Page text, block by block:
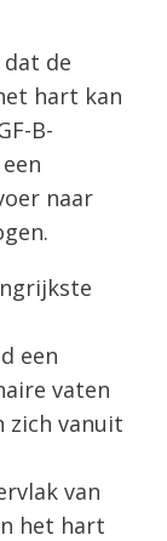
de
hart kan
B-
naar
een
vaten
zich vanuit
van
het hart